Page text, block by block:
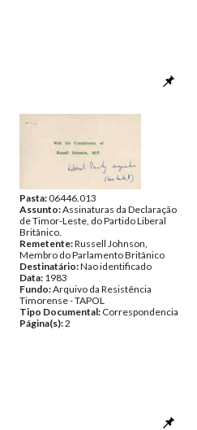
Pasta:06446.013
Assunto:Assinaturas da Declaração
de Timor-Leste, do Partido Liberal
Britânico.
Remetente:Russell Johnson,
Membro do Parlamento Britânico
Destinatário:Nao identificado
Data: 1983
Fundo:Arquivo da Resistência
Timorense - TAPOL
Tipo Documental: Correspondencia
Página(s):2